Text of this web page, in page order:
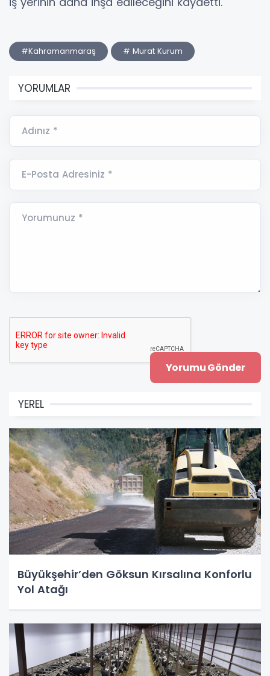
#Kahramanmaraş # Murat Kurum
YORUMLAR
Adınız *
E-Posta Adresiniz *
Yorumunuz *
YEREL
Büyükşehir’den Göksun Kırsalına Konforlu
Yol Atağı